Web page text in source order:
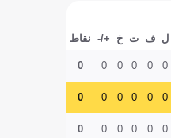
ل ف ت خ +/- نقاط
0
0
0
0
0
0
0
0
0
0
0
0
0
0
0
0
0
0